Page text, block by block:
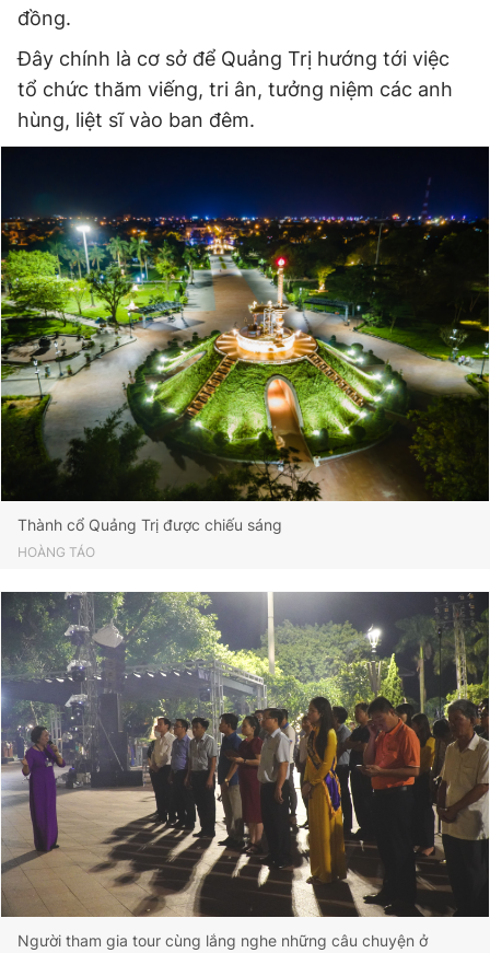
Giấy phép xuất bản số 110/GP - BTTTT cấp ngày 24.3.2020
© 2003-2026 Bản quyền thuộc về Báo Thanh Niên. Cấm sao
chép dưới mọi hình thức nếu không có sự chấp thuận bằng văn
bản. Phát triển bởi ePi Technologies, JSC.
đồng.
Đây chính là cơ sở để Quảng Trị hướng tới việc
tổ chức thăm viếng, tri ân, tưởng niệm các anh
hùng, liệt sĩ vào ban đêm.
Thành cổ Quảng Trị được chiếu sáng
HOÀNG TÁO
Người tham gia tour cùng lắng nghe những câu chuyện ở